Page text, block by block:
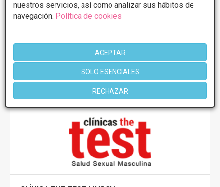
nuestros servicios, así como analizar sus hábitos de
navegación. Política de cookies
ACEPTAR
SOLO ESENCIALES
RECHAZAR
Lunes
9:30 - 21:30
Miércoles
9:30 - 21:30
Jueves
9:30 - 21:30
9:30 - 21:30
Más información